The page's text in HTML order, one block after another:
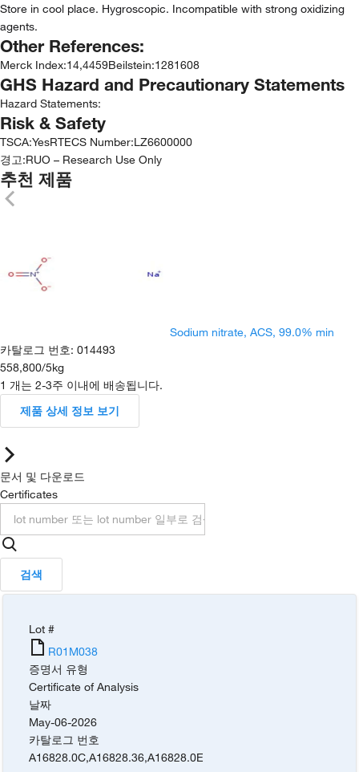
Store in cool place. Hygroscopic. Incompatible with strong oxidizing
agents.
Other References:
Merck Index:14,4459Beilstein:1281608
GHS Hazard and Precautionary Statements
Hazard Statements:
Risk & Safety
TSCA:YesRTECS Number:LZ6600000
경고:RUO – Research Use Only
추천 제품
Sodium nitrate, ACS, 99.0% min
카탈로그 번호: 014493
558,800/5kg
1 개는 2-3주 이내에 배송됩니다.
제품 상세 정보 보기
문서 및 다운로드
Certificates
검색
Lot #
R01M038
증명서 유형
Certificate of Analysis
날짜
May-06-2026
카탈로그 번호
A16828.0C,A16828.36,A16828.0E